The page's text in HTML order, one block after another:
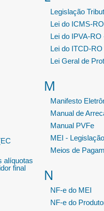
alíquotas
final
Legislação
Lei do ICMS-
Lei do IPVA-RO
Lei do ITCD-RO
Lei Geral de
M
Manifesto
Manual de
Manual PVFe
MEI -
Meios de
N
NF-e do MEI
NF-e do